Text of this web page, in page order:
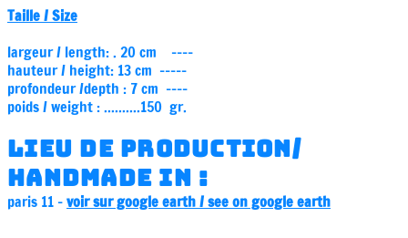
Taille / Size
largeur / length: . 20 cm ----
hauteur / height: 13 cm -----
profondeur /depth : 7 cm ----
poids / weight : ..........150 gr.
LIEU DE PRODUCTION/
HANDMADE IN :
paris 11 -voir sur google earth / see on google earth